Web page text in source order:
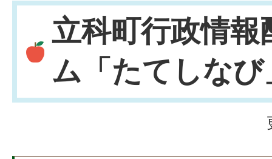
立科町行政情報
ム「たてしなび